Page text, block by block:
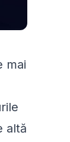
mai
altă